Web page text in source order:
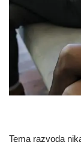
Tema razvoda